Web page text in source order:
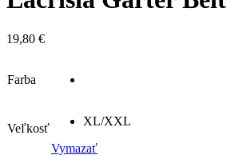
19,80 €
Farba
Veľkosť
XL/XXL
Vymazať